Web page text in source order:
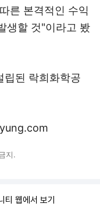
른 본격적인 수익
생할 것"이라고 봤
립된 락희화학공
지.
티 웹에서 보기